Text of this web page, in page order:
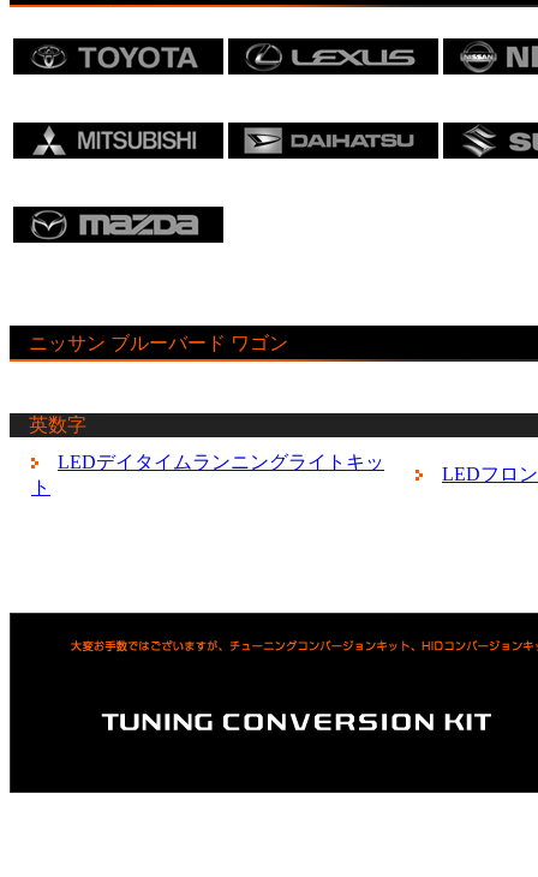
ニッサン ブルーバード ワゴン
英数字
LEDデイタイムランニングライトキッ
ト
LEDフロ